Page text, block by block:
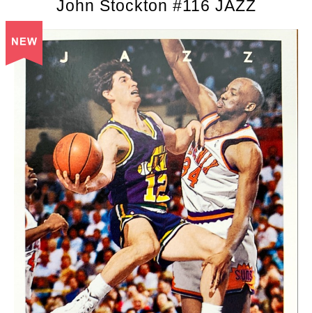
John Stockton #116 JAZZ